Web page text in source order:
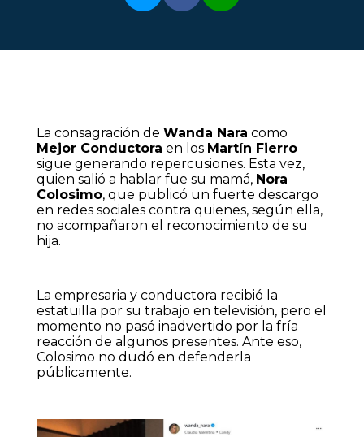
La consagración de Wanda Nara como
Mejor Conductora en los Martín Fierro
sigue generando repercusiones. Esta vez,
quien salió a hablar fue su mamá, Nora
Colosimo, que publicó un fuerte descargo
en redes sociales contra quienes, según ella,
no acompañaron el reconocimiento de su
hija.
La empresaria y conductora recibió la
estatuilla por su trabajo en televisión, pero el
momento no pasó inadvertido por la fría
reacción de algunos presentes. Ante eso,
Colosimo no dudó en defenderla
públicamente.